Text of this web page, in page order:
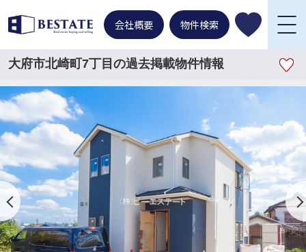
会社概要 物件検索
大府市北崎町7丁目の過去掲載物件情報